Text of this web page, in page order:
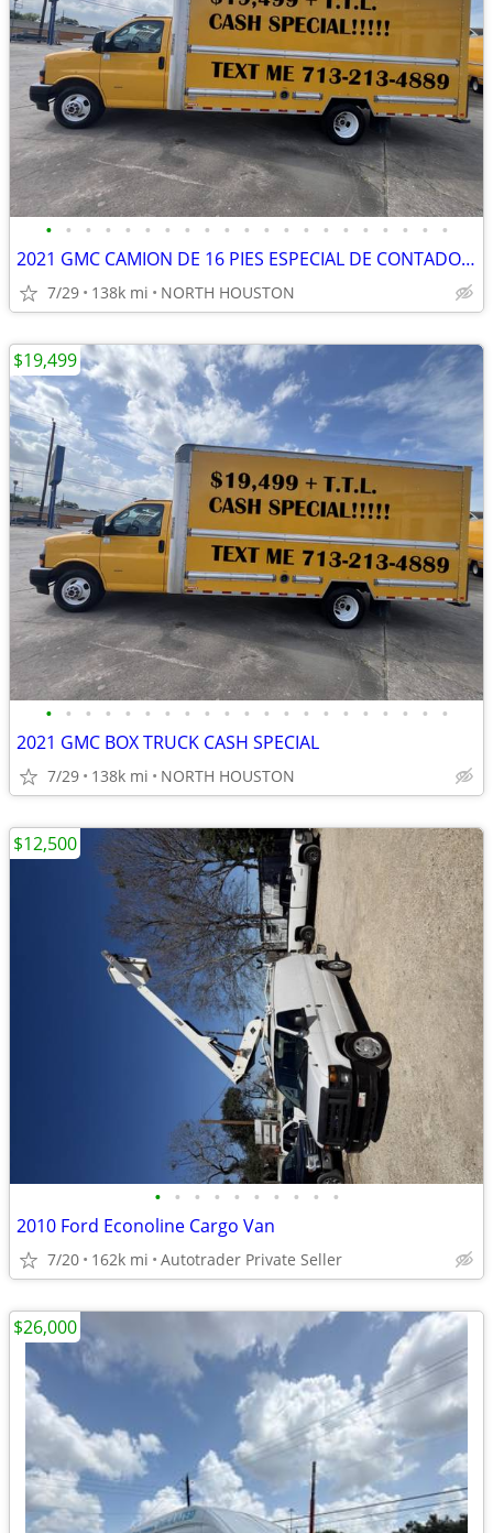
• • • • • • • • • • • • • • • • • • • • •
2021 GMC CAMION DE 16 PIES ESPECIAL DE CONTADO "CASH "
7/29 138k mi NORTH HOUSTON
• • • • • • • • • • • • • • • • • • • • •
2021 GMC BOX TRUCK CASH SPECIAL
7/29 138k mi NORTH HOUSTON
$19,499
• • • • • • • • • •
2010 Ford Econoline Cargo Van
7/20 162k mi Autotrader Private Seller
$12,500
$26,000